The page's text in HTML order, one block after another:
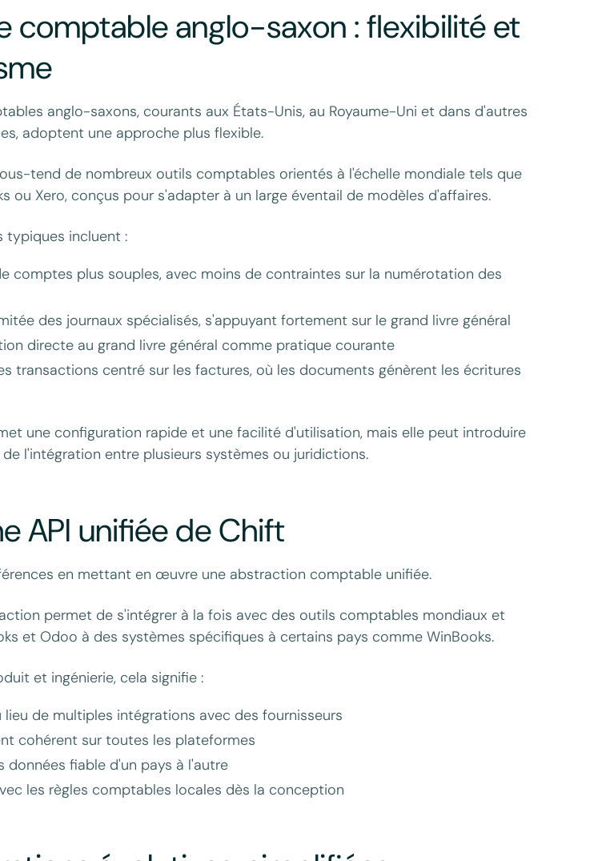
comptable anglo-saxon : flexibilité et
anglo-saxons, courants aux États-Unis, au Royaume-Uni et dans d'autres
adoptent une approche plus flexible.
tend de nombreux outils comptables orientés à l'échelle mondiale tels que
ou Xero, conçus pour s'adapter à un large éventail de modèles d'affaires.
typiques incluent :
comptes plus souples, avec moins de contraintes sur la numérotation des
des journaux spécialisés, s'appuyant fortement sur le grand livre général
directe au grand livre général comme pratique courante
transactions centré sur les factures, où les documents génèrent les écritures
une configuration rapide et une facilité d'utilisation, mais elle peut introduire
l'intégration entre plusieurs systèmes ou juridictions.
API unifiée de Chift
en mettant en œuvre une abstraction comptable unifiée.
permet de s'intégrer à la fois avec des outils comptables mondiaux et
et Odoo à des systèmes spécifiques à certains pays comme WinBooks.
et ingénierie, cela signifie :
lieu de multiples intégrations avec des fournisseurs
cohérent sur toutes les plateformes
données fiable d'un pays à l'autre
les règles comptables locales dès la conception